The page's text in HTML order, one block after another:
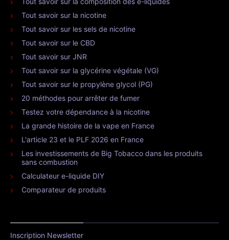
Tout savoir sur la nicotine
Tout savoir sur les sels de nicotine
Tout savoir sur le CBD
Tout savoir sur JNR
Tout savoir sur la glycérine végétale (VG)
Tout savoir sur le propylène glycol (PG)
20 méthodes pour arrêter de fumer
Testez votre dépendance à la nicotine
La grande histoire de la vape en France
L'article 23 et le PLF 2026 en France
Les investissements de Big Tobacco dans les produits
sans combustion
Calculateur e-liquide DIY
Comparateur de produits
Inscription Newsletter